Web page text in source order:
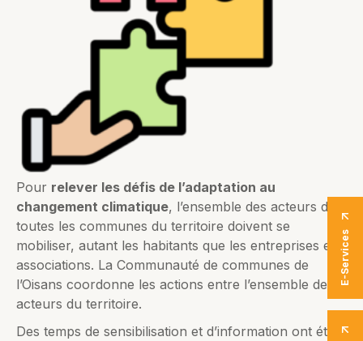
E-Services
Pour relever les défis de l’adaptation au
changement climatique, l’ensemble des acteurs de
toutes les communes du territoire doivent se
mobiliser, autant les habitants que les entreprises et
associations. La Communauté de communes de
l’Oisans coordonne les actions entre l’ensemble des
acteurs du territoire.
Des temps de sensibilisation et d’information ont été